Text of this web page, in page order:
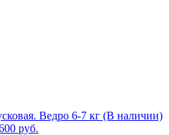
Ведро 6-7 кг (В наличии)
руб.